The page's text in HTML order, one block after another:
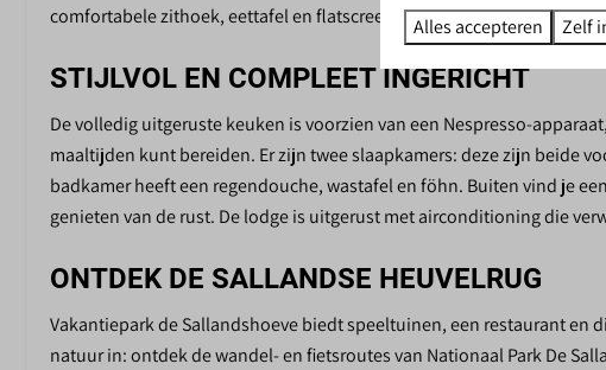
Buitenspeeltuin
Binnenspeeltuin
Interactieve voetbalmuur
Spellenplein
Speelvijver
Skelterverhuur
Receptie
Toiletgebouw
comfortabele zithoek, eettafel en flatscreen TV zorgt voor
STIJLVOL EN COMPLEET INGERICHT
De volledig uitgeruste keuken is voorzien van een Nespresso-
maaltijden kunt bereiden. Er zijn twee slaapkamers: deze zijn beide
badkamer heeft een regendouche, wastafel en föhn. Buiten vind je
genieten van de rust. De lodge is uitgerust met airconditioning die
ONTDEK DE SALLANDSE HEUVELRUG
Vakantiepark de Sallandshoeve biedt speeltuinen, een restaurant en
natuur in: ontdek de wandel- en fietsroutes van Nationaal Park De
Alles accepteren Zelf